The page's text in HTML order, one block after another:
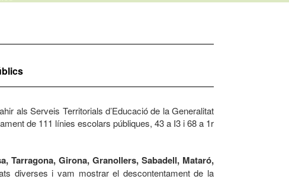
als Serveis Territorials d’Educació de la Generalitat
de 111 línies escolars públiques, 43 a I3 i 68 a 1r
Tarragona, Girona, Granollers, Sabadell, Mataró,
diverses i vam mostrar el descontentament de la